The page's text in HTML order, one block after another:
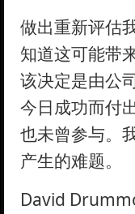
做出重新评估
知道这可能带
该决定是由公
今日成功而付
也未曾参与。
产生的难题。
David